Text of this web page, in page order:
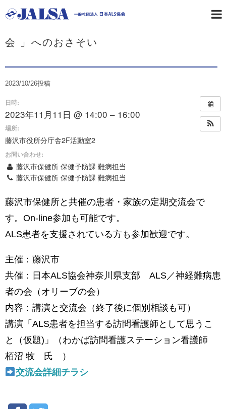
会 」へのおさそい
2023/10/26投稿
日時:
2023年11月11日 @ 14:00 – 16:00
場所:
藤沢市役所分庁舎2F活動室2
お問い合わせ:
藤沢市保健所 保健予防課 難病担当
藤沢市保健所 保健予防課 難病担当
藤沢市保健所と共催の患者・家族の定期交流会で
す。On-line参加も可能です。
ALS患者を支援されている方も参加歓迎です。
主催：藤沢市
共催：日本ALS協会神奈川県支部 ALS／神経難病患
者の会（オリーブの会）
内容：講演と交流会（終了後に個別相談も可）
講演「ALS患者を担当する訪問看護師として思うこ
と（仮題)」（わかば訪問看護ステーション看護師
栢沼 牧 氏 ）
交流会詳細チラシ